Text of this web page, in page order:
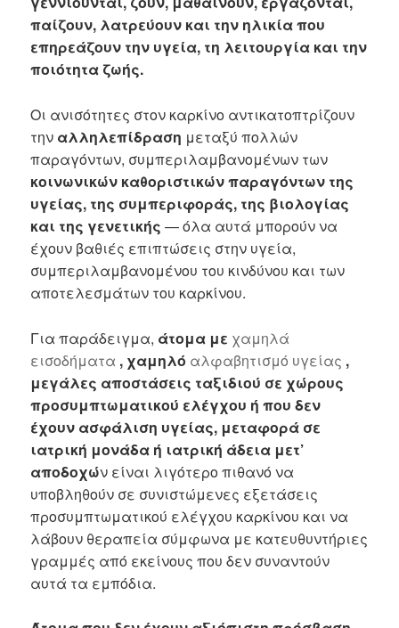
παίζουν, λατρεύουν και την ηλικία που
επηρεάζουν την υγεία, τη λειτουργία και την
ποιότητα ζωής.
Οι ανισότητες στον καρκίνο αντικατοπτρίζουν
την αλληλεπίδραση μεταξύ πολλών
παραγόντων, συμπεριλαμβανομένων των
κοινωνικών καθοριστικών παραγόντων της
υγείας, της συμπεριφοράς, της βιολογίας
και της γενετικής — όλα αυτά μπορούν να
έχουν βαθιές επιπτώσεις στην υγεία,
συμπεριλαμβανομένου του κινδύνου και των
αποτελεσμάτων του καρκίνου.
Για παράδειγμα, άτομα με χαμηλά
εισοδήματα , χαμηλό αλφαβητισμό υγείας ,
μεγάλες αποστάσεις ταξιδιού σε χώρους
προσυμπτωματικού ελέγχου ή που δεν
έχουν ασφάλιση υγείας, μεταφορά σε
ιατρική μονάδα ή ιατρική άδεια μετ’
αποδοχών είναι λιγότερο πιθανό να
υποβληθούν σε συνιστώμενες εξετάσεις
προσυμπτωματικού ελέγχου καρκίνου και να
λάβουν θεραπεία σύμφωνα με κατευθυντήριες
γραμμές από εκείνους που δεν συναντούν
αυτά τα εμπόδια.